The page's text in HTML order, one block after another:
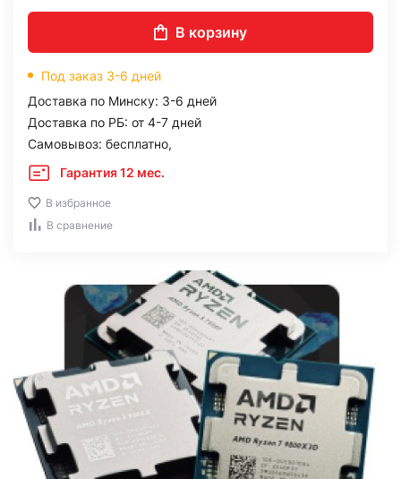
В корзину
Под заказ 3-6 дней
Доставка по Минску: 3-6 дней
Доставка по РБ: от 4-7 дней
Самовывоз: бесплатно,
Гарантия 12 мес.
В избранное
В сравнение